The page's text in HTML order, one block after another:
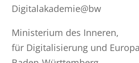
Digitalakademie@bw
Ministerium des Inneren,
für Digitalisierung und Europa